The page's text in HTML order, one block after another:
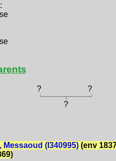
?
?
?
Messaoud (I340995)(env